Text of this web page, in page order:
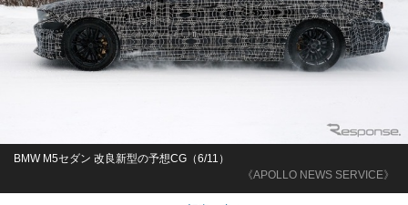
《APOLLO NEWS SERVICE》
BMW M5セダン 改良新型の予想CG（6/11）